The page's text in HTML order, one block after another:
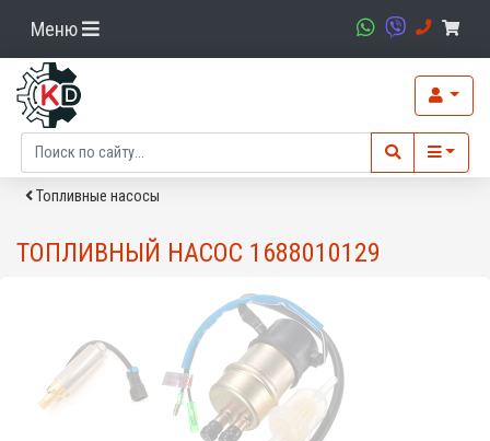
Меню
Топливные насосы
ТОПЛИВНЫЙ НАСОС 1688010129